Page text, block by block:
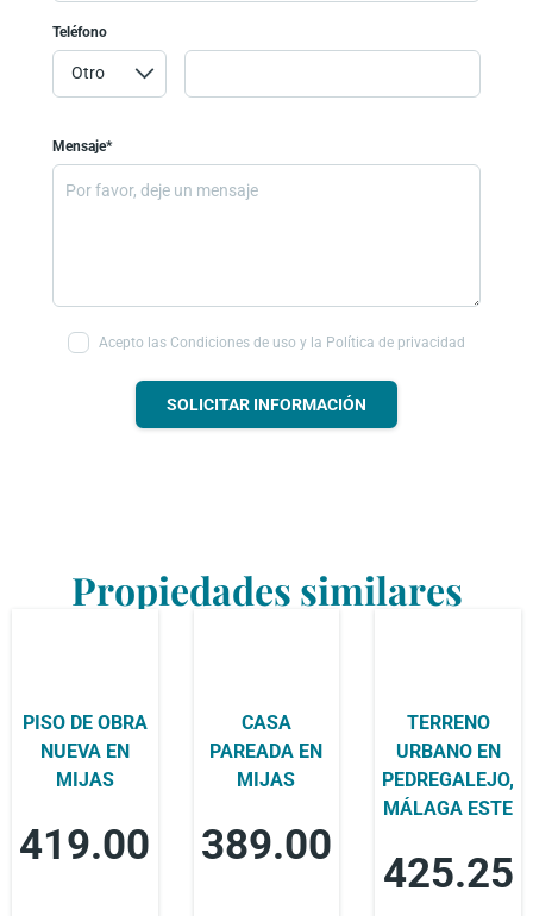
Teléfono
Mensaje*
Acepto las Condiciones de uso y la Política de privacidad
SOLICITAR INFORMACIÓN
Propiedades similares
PISO DE OBRA
NUEVA EN
MIJAS
419.00
CASA
PAREADA EN
MIJAS
389.00
TERRENO
URBANO EN
PEDREGALEJO,
MÁLAGA ESTE
425.25